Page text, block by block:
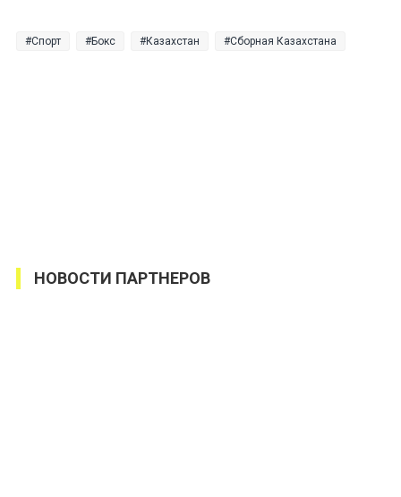
Спорт Бокс Казахстан Сборная Казахстана
НОВОСТИ ПАРТНЕРОВ